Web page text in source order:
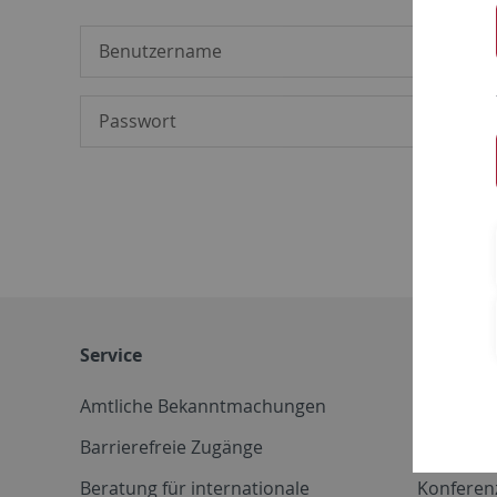
Service
Amtliche Bekanntmachungen
Barrierefreie Zugänge
Beratung für internationale